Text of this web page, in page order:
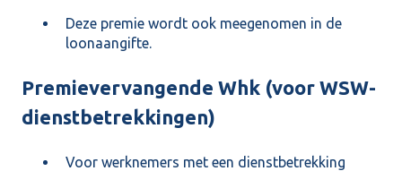
Deze premie wordt ook meegenomen in de
loonaangifte.
Premievervangende Whk (voor WSW-
dienstbetrekkingen)
Voor werknemers met een dienstbetrekking